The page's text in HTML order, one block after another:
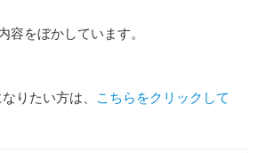
をぼかしています。
りたい方は、 こちらをクリックして